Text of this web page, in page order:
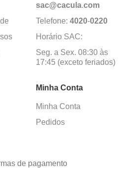
sac@cacula.com
Telefone: 4020-0220
Horário SAC:
Seg. a Sex. 08:30 às
17:45 (exceto feriados)
Minha Conta
Minha Conta
Pedidos
de pagamento